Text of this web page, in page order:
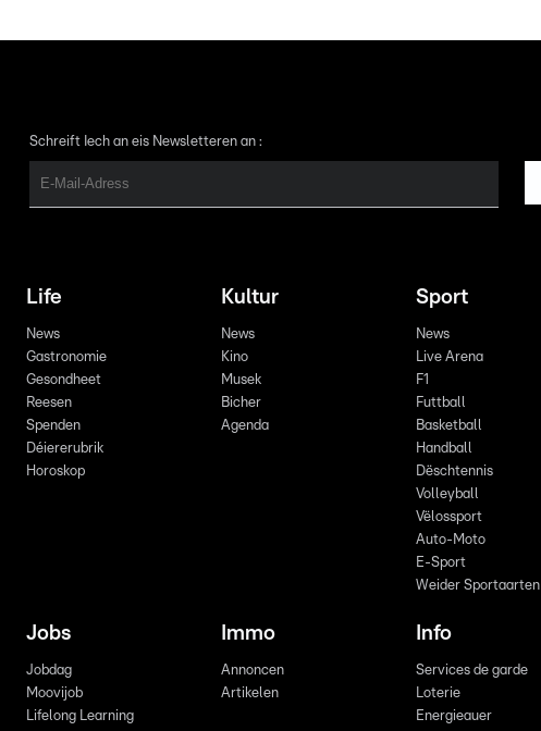
Schreift Iech an eis Newsletteren an :
Life
News
Gastronomie
Gesondheet
Reesen
Spenden
Déiererubrik
Horoskop
Kultur
News
Kino
Musek
Bicher
Agenda
Sport
News
Live Arena
F1
Futtball
Basketball
Handball
Dëschtennis
Volleyball
Vëlossport
Auto-Moto
E-Sport
Weider Sportaarten
Jobs
Jobdag
Moovijob
Lifelong Learning
Immo
Annoncen
Artikelen
Info
Services de garde
Loterie
Energieauer